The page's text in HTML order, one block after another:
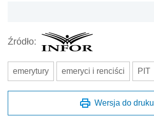
Źródło:
emerytury emeryci i renciści PIT
Wersja do druku